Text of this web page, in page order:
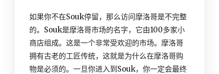
如果你不在Souk停留，那么访问摩洛哥是不完整
的。Souk是摩洛哥市场的名字，它由100多家小
商店组成。这是一个非常受欢迎的市场。摩洛哥
拥有古老的工匠传统，这就是为什么在摩洛哥购
物是必须的。一旦你进入到Souk，你一定会最终